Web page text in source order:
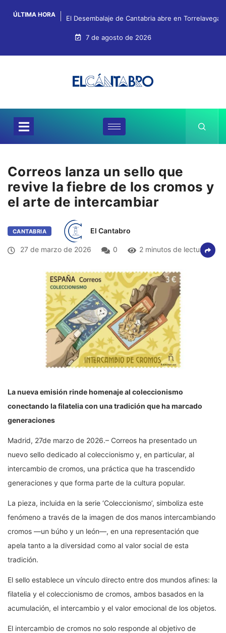
ÚLTIMA HORA El Desembalaje de Cantabria abre en
7 de agosto de 2026
Correos lanza un sello que
revive la fiebre de los cromos y
el arte de intercambiar
CANTABRIA El Cantabro
27 de marzo de 2026 0 2 minutos de lectura
La nueva emisión rinde homenaje al coleccionismo
conectando la filatelia con una tradición que ha marcado
generaciones
Madrid, 27de marzo de 2026.– Correos ha presentado un
nuevo sello dedicado al coleccionismo y, en particular, al
intercambio de cromos, una práctica que ha trascendido
generaciones y que forma parte de la cultura popular.
La pieza, incluida en la serie ‘Coleccionismo’, simboliza este
fenómeno a través de la imagen de dos manos intercambiando
cromos —un búho y un león—, en una representación que
apela tanto a la diversidad como al valor social de esta
tradición.
El sello establece un vínculo directo entre dos mundos afines: la
filatelia y el coleccionismo de cromos, ambos basados en la
acumulación, el intercambio y el valor emocional de los objetos.
El intercambio de cromos no solo responde al objetivo de